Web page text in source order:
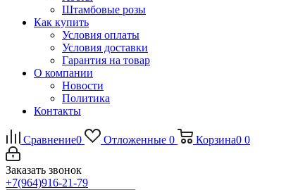
Штамбовые розы
Как купить
Условия оплаты
Условия доставки
Гарантия на товар
О компании
Новости
Политика
Контакты
Сравнение0 Отложенные 0 Корзина0 0
Заказать звонок
+7(964)916-21-79